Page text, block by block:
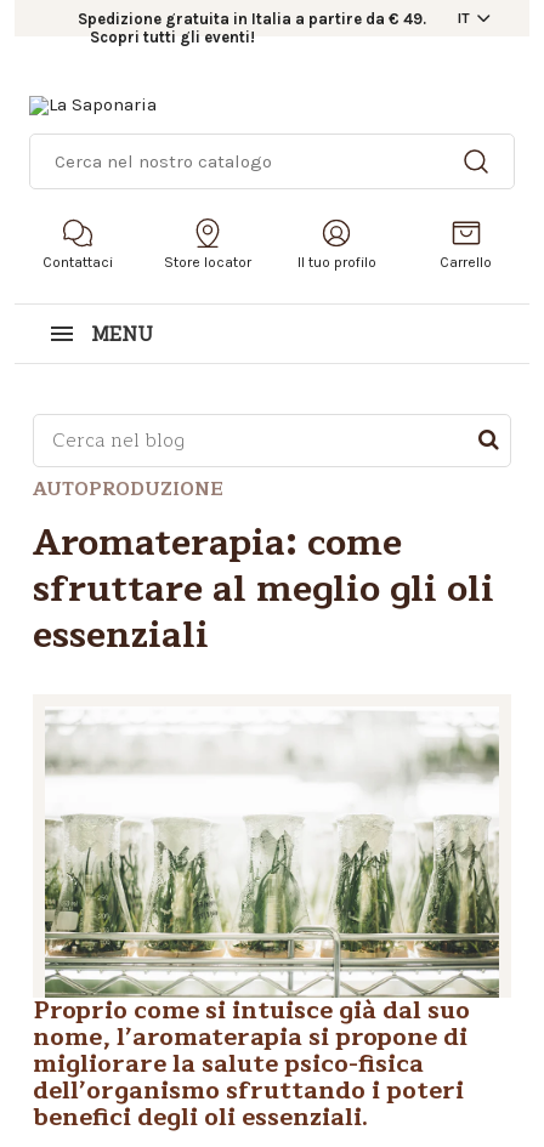
Spedizione gratuita in Italia a partire da € 49.
Scopri tutti gli eventi!
IT
Contattaci Store locator Il tuo profilo Carrello
MENU
Questo è un campo di ricerca con una funzionalità
Non sono presenti suggerimenti perché il campo di
AUTOPRODUZIONE
Aromaterapia: come
sfruttare al meglio gli oli
essenziali
Proprio come si intuisce già dal suo
nome, l’aromaterapia si propone di
migliorare la salute psico-fisica
dell’organismo sfruttando i poteri
benefici deglioli essenziali.